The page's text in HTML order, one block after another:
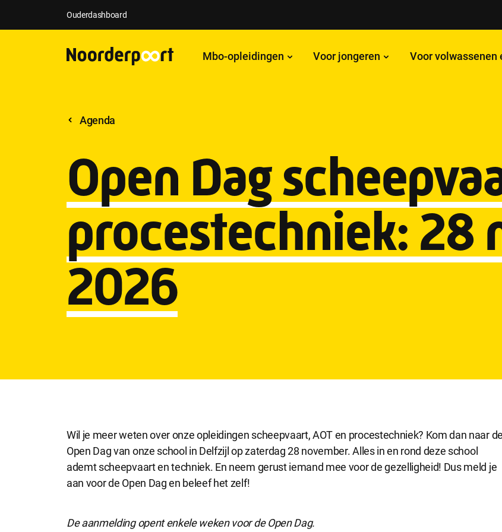
Ouderdashboard
Mbo-opleidingen Voor jongeren Voor volwassenen
Agenda
Open Dag
procestechniek: 28
2026
Wil je meer weten over onze opleidingen scheepvaart, AOT en procestechniek? Kom dan naar de
Open Dag van onze school in Delfzijl op zaterdag 28 november. Alles in en rond deze school
ademt scheepvaart en techniek. En neem gerust iemand mee voor de gezelligheid! Dus meld je
aan voor de Open Dag en beleef het zelf!
De aanmelding opent enkele weken voor de Open Dag.